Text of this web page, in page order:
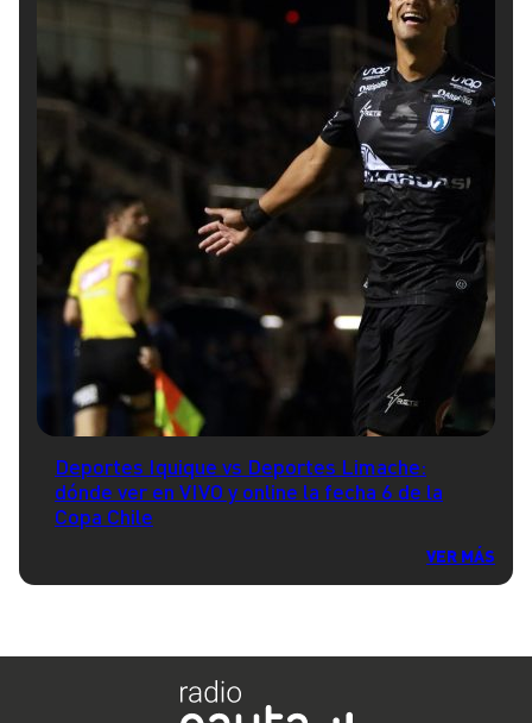
Deportes Iquique vs Deportes Limache:
dónde ver en VIVO y online la fecha 6 de la
Copa Chile
VER MÁS